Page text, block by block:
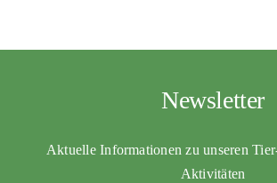
Newsletter
Aktuelle Informationen zu unseren
Aktivitäten